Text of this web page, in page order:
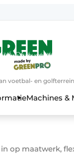
voetbal- en
Machines &
in op maatwerk,